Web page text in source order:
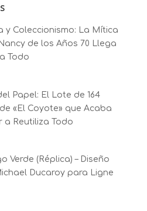
y Coleccionismo: La Mítica
de los Años 70 Llega
Todo
Papel: El Lote de 164
«El Coyote» que Acaba
a Reutiliza Todo
Verde (Réplica) – Diseño
Ducaroy para Ligne